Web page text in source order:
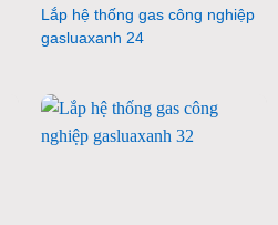
Lắp hệ thống gas công nghiệp
gasluaxanh 24